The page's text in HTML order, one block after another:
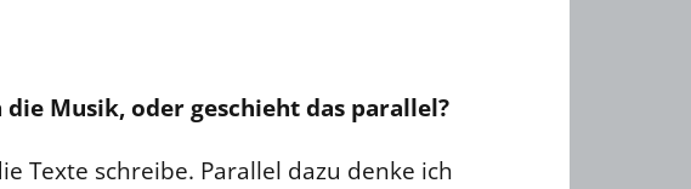
Musik, oder geschieht das parallel?
Texte schreibe. Parallel dazu denke ich